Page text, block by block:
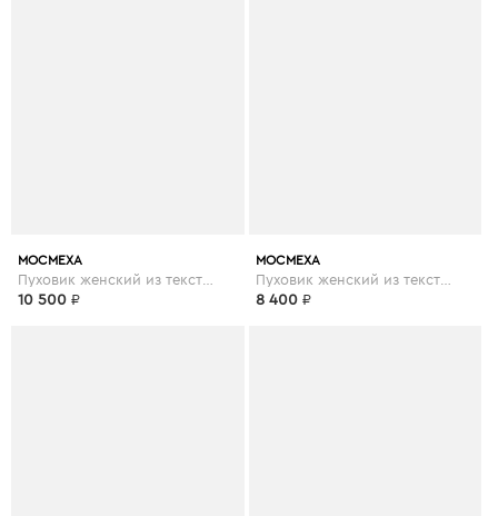
МОСМЕХА
10 500 ₽
МОСМЕХА
Пуховик женский из текстиля с капюшоном
8 400 ₽